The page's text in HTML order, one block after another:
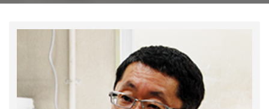
医師紹介
アレルギー性鼻炎